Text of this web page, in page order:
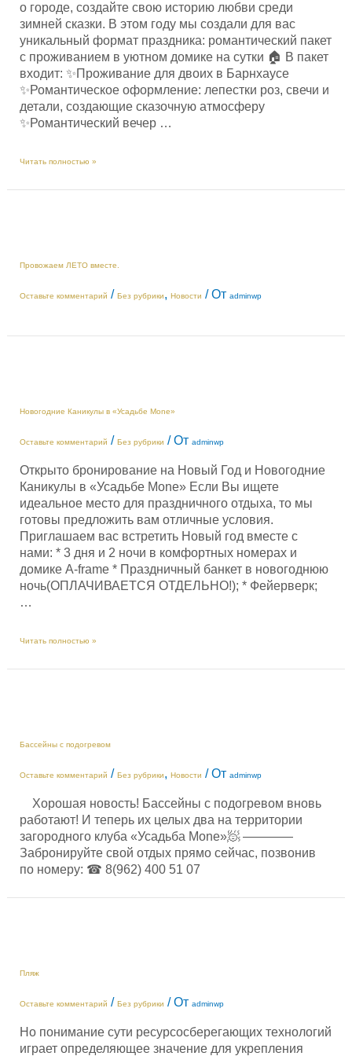
о городе, создайте свою историю любви среди
зимней сказки. В этом году мы создали для вас
уникальный формат праздника: романтический пакет
с проживанием в уютном домике на сутки 🏠 В пакет
входит: ✨Проживание для двоих в Барнхаусе
✨Романтическое оформление: лепестки роз, свечи и
детали, создающие сказочную атмосферу
✨Романтический вечер …
14
на
Читать полностью »
Провожаем ЛЕТО вместе.
Оставьте комментарий /Без рубрики ,Новости / От adminwp
Новогодние Каникулы в «Усадьбе Моne»
Оставьте комментарий /Без рубрики / От adminwp
Открыто бронирование на Новый Год и Новогодние
Каникулы в «Усадьбе Моne» Если Вы ищете
идеальное место для праздничного отдыха, то мы
готовы предложить вам отличные условия.
Приглашаем вас встретить Новый год вместе с
нами: * 3 дня и 2 ночи в комфортных номерах и
домике A-frame * Праздничный банкет в новогоднюю
ночь(ОПЛАЧИВАЕТСЯ ОТДЕЛЬНО!); * Фейерверк;
…
Новогодние
в
Читать полностью »
Бассейны с подогревом
Оставьте комментарий /Без рубрики,Новости / От adminwp
⠀ Хорошая новость! Бассейны с подогревом вновь
работают! И теперь их целых два на территории
загородного клуба «Усадьба Mone»🧖 ————
Забронируйте свой отдых прямо сейчас, позвонив
по номеру: ☎ 8(962) 400 51 07
Пляж
Оставьте комментарий /Без рубрики / От adminwp
Но понимание сути ресурсосберегающих технологий
играет определяющее значение для укрепления